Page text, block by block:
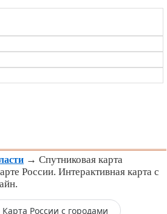
→ Спутниковая карта
России. Интерактивная карта с
Карта России с городами